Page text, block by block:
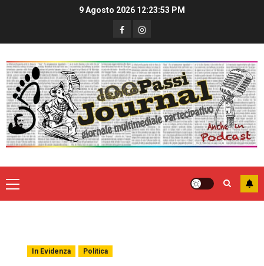
9 Agosto 2026 12:23:54 PM
In Evidenza Politica